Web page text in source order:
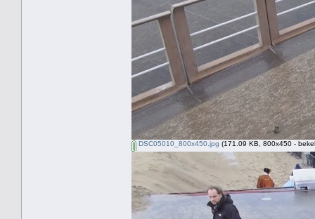
DSC05010_800x450.jpg (171.09 KB, 800x450 -